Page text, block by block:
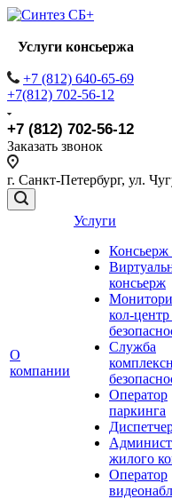
Услуги консьержа
+7 (812) 640-65-69
+7(812) 702-56-12
+7 (812) 702-56-12
Заказать звонок
г. Санкт-Петербург, ул.
О
компании
Услуги
Консьерж
консьерж
кол-
Служба
Оператор
паркинга
жилого
Оператор